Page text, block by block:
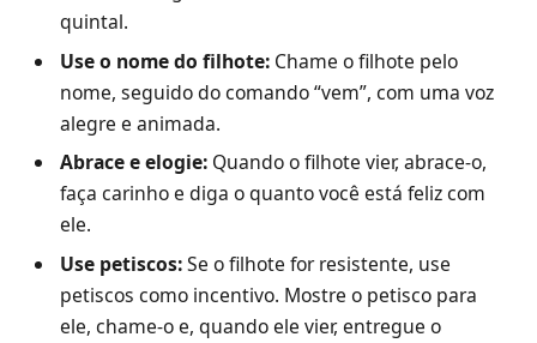
quintal.
Use o nome do filhote: Chame o filhote pelo
nome, seguido do comando “vem”, com uma voz
alegre e animada.
Abrace e elogie: Quando o filhote vier, abrace-o,
faça carinho e diga o quanto você está feliz com
ele.
Use petiscos:Se o filhote for resistente, use
petiscos como incentivo. Mostre o petisco para
ele, chame-o e, quando ele vier, entregue o